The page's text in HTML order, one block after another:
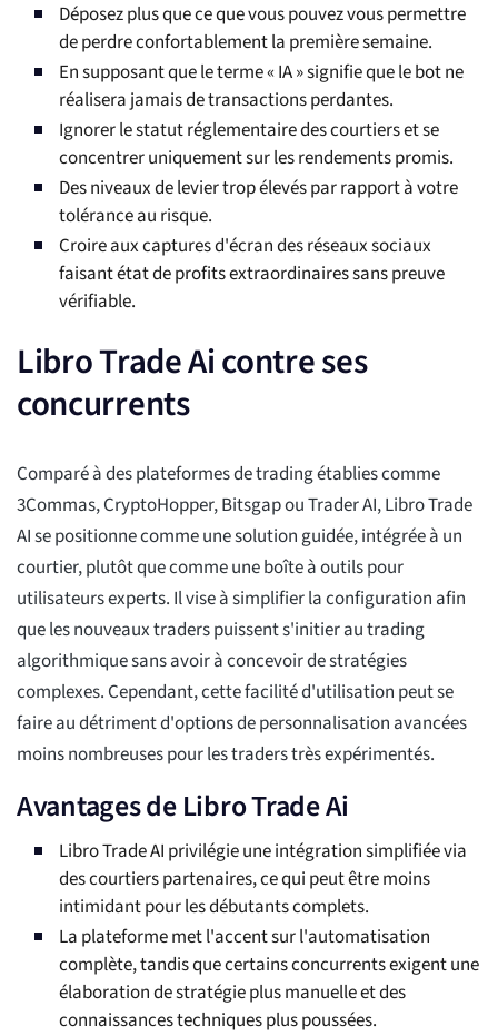
Déposez plus que ce que vous pouvez vous permettre
de perdre confortablement la première semaine.
En supposant que le terme « IA » signifie que le bot ne
réalisera jamais de transactions perdantes.
Ignorer le statut réglementaire des courtiers et se
concentrer uniquement sur les rendements promis.
Des niveaux de levier trop élevés par rapport à votre
tolérance au risque.
Croire aux captures d'écran des réseaux sociaux
faisant état de profits extraordinaires sans preuve
vérifiable.
Libro Trade Ai contre ses
concurrents
Comparé à des plateformes de trading établies comme
3Commas, CryptoHopper, Bitsgap ou Trader AI, Libro Trade
AI se positionne comme une solution guidée, intégrée à un
courtier, plutôt que comme une boîte à outils pour
utilisateurs experts. Il vise à simplifier la configuration afin
que les nouveaux traders puissent s'initier au trading
algorithmique sans avoir à concevoir de stratégies
complexes. Cependant, cette facilité d'utilisation peut se
faire au détriment d'options de personnalisation avancées
moins nombreuses pour les traders très expérimentés.
Avantages de Libro Trade Ai
Libro Trade AI privilégie une intégration simplifiée via
des courtiers partenaires, ce qui peut être moins
intimidant pour les débutants complets.
La plateforme met l'accent sur l'automatisation
complète, tandis que certains concurrents exigent une
élaboration de stratégie plus manuelle et des
connaissances techniques plus poussées.